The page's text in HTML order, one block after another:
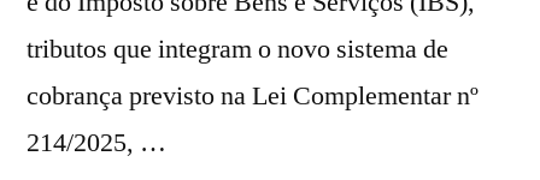
tributos que integram o novo sistema de
cobrança previsto na Lei Complementar nº
214/2025, …